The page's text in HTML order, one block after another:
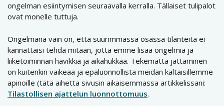
ongelman esiintymisen seuraavalla kerralla. Tällaiset tulipalot
ovat monelle tuttuja.
Ongelmana vain on, että suurimmassa osassa tilanteita ei
kannattaisi tehdä mitään, jotta emme lisää ongelmia ja
liiketoiminnan hävikkiä ja aikahukkaa. Tekemättä jättäminen
on kuitenkin vaikeaa ja epäluonnollista meidän kaltaisillemme
apinoille (tätä aihetta sivusin aikaisemmassa artikkelissani:
Tilastollisen ajattelun luonnottomuus.